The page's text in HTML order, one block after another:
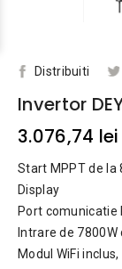
Distribuiti
Invertor
3.076,74 lei
Start MPPT de la
Display
Port comunicatie
Intrare de 7800W
Modul WiFi